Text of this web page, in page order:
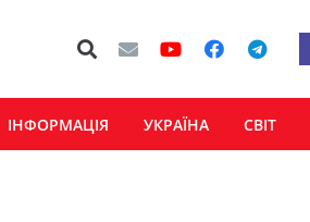
ІНФОРМАЦІЯ УКРАЇНА СВІТ